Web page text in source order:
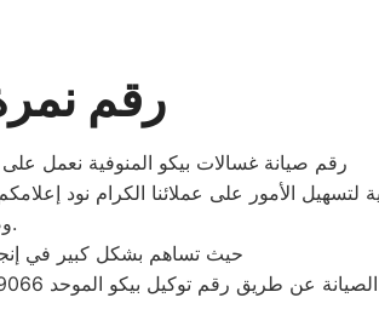
رقم
رقم صيانة غسالات بيكو المنوفية نعمل
لتسهيل الأمور على عملائنا الكرام نود
وضمان تقديم خدمة جيدة للاستفادة المثلى من خدماتنا.
حيث تساهم بشكل كبير في
بيكو الموحد 0235699066 أو الموقع الالكترونى او الارقام المبينة بالموقع . يتم خلال دقائق تسجيل الطلب ويتابع مندوب خاص